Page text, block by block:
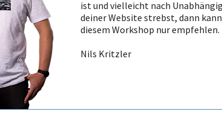
ist und vielleicht nach
deiner Website strebst, dann
diesem Workshop nur empfehlen.
Nils Kritzler